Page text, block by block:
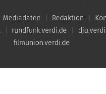
Mediadaten Redaktion
rundfunk.verdi.de
filmunion.verdi.de